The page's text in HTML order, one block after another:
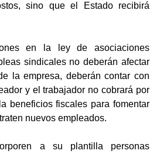
sino que el Estado recibirá
en la ley de asociaciones
sindicales no deberán afectar
la empresa, deberán contar con
y el trabajador no cobrará por
beneficios fiscales para fomentar
nuevos empleados.
a su plantilla personas